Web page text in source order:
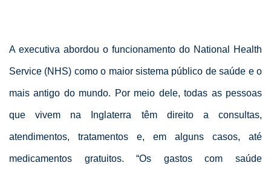
A executiva abordou o funcionamento do National Health
Service (NHS) como o maior sistema público de saúde e o
mais antigo do mundo. Por meio dele, todas as pessoas
que vivem na Inglaterra têm direito a consultas,
atendimentos, tratamentos e, em alguns casos, até
medicamentos gratuitos. “Os gastos com saúde